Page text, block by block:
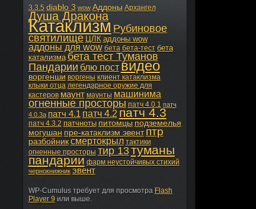
3.3.5 diablo 3 wow Аддоны Архангел
Душа Дракона
Катаклизм Рубиновое
святилище ЦЛК аддоны wow
аддоны для wow бета бета-тест бета
катализма бета тест Туманов
Пандарии блю поствидео
воргенши воргены клиент катаклизма
клыки отца легендарное оружие для
кастеров маунт маунты машинима
огненные просторы патч 4.0.1 патч
4.0.3а патч 4.1 патч 4.2 патч 4.3
патч 4.3.2 патчноты питомцыподземелья
могушан пре-катаклизм эвент птр
разбойник смертокрыл тактики
огненные просторы тир 13туманы
пандарии фарм неустойчивых стихий
чернокнижник эвент
WP-Cumulus требует для просмотра Flash
Player 9 или выше.